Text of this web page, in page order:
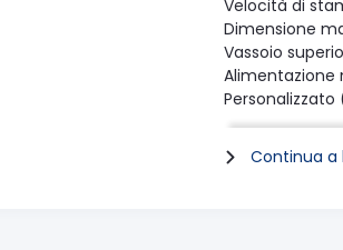
Velocità di
Dimensione
Vassoio
Alimentazione
Area
Margine
Stampa con
Continua a